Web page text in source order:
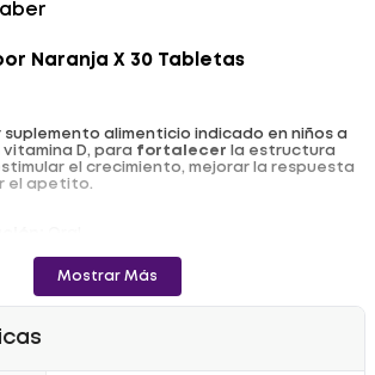
Naranja X 30 Tabletas
suplemento alimenticio indicado en niños a
D, para fortalecer la estructura
el crecimiento, mejorar la respuesta
el apetito.
mg, Óxido de Zinc (equivalente a 7,5mg
de Calcio (equivalente a 300mg de
Mostrar Más